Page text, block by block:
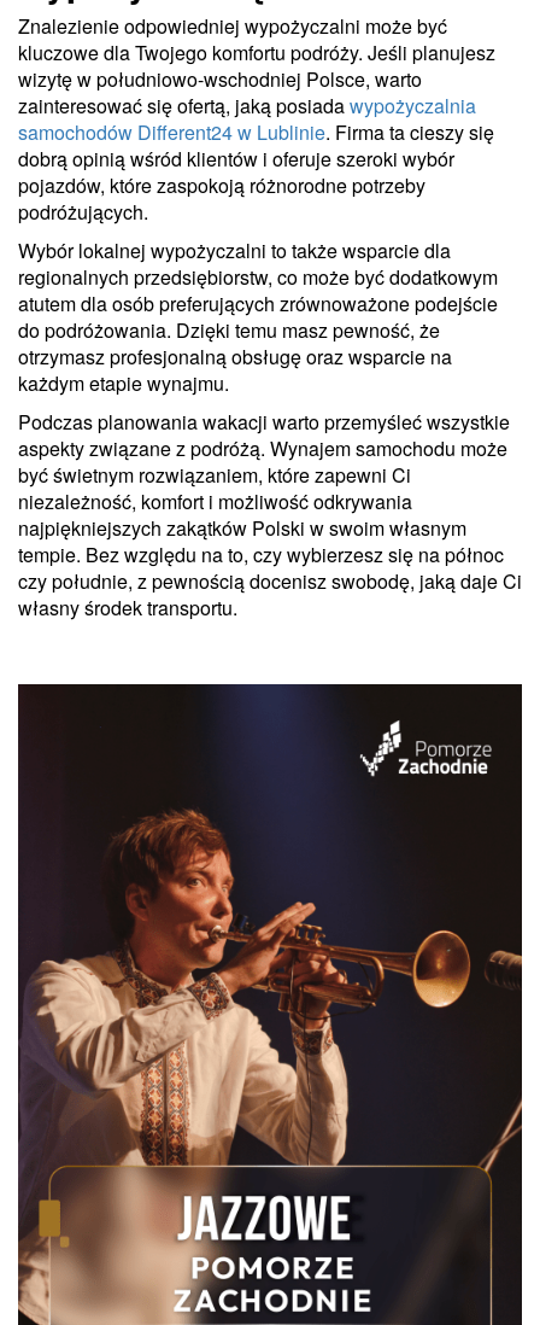
Znalezienie odpowiedniej wypożyczalni może być
kluczowe dla Twojego komfortu podróży. Jeśli planujesz
wizytę w południowo-wschodniej Polsce, warto
zainteresować się ofertą, jaką posiadawypożyczalnia
samochodów Different24 w Lublinie. Firma ta cieszy się
dobrą opinią wśród klientów i oferuje szeroki wybór
pojazdów, które zaspokoją różnorodne potrzeby
podróżujących.
Wybór lokalnej wypożyczalni to także wsparcie dla
regionalnych przedsiębiorstw, co może być dodatkowym
atutem dla osób preferujących zrównoważone podejście
do podróżowania. Dzięki temu masz pewność, że
otrzymasz profesjonalną obsługę oraz wsparcie na
każdym etapie wynajmu.
Podczas planowania wakacji warto przemyśleć wszystkie
aspekty związane z podróżą. Wynajem samochodu może
być świetnym rozwiązaniem, które zapewni Ci
niezależność, komfort i możliwość odkrywania
najpiękniejszych zakątków Polski w swoim własnym
tempie. Bez względu na to, czy wybierzesz się na północ
czy południe, z pewnością docenisz swobodę, jaką daje Ci
własny środek transportu.